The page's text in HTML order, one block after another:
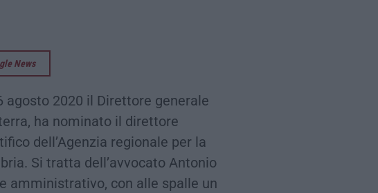
News
agosto 2020 il Direttore generale
ha nominato il direttore
dell’Agenzia regionale per la
Si tratta dell’avvocato Antonio
amministrativo, con alle spalle un